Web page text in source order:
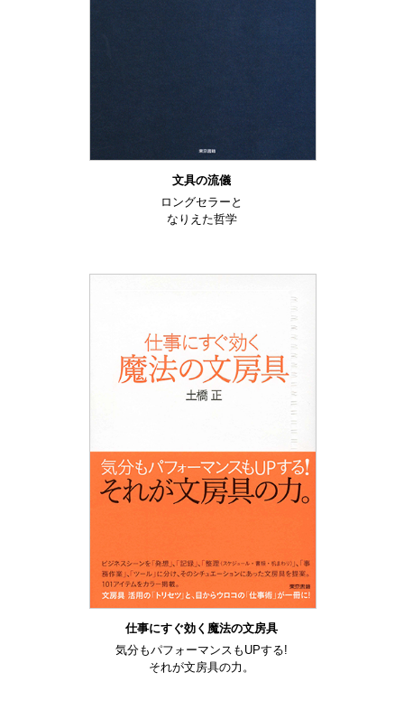
文具の流儀
ロングセラーと
なりえた哲学
仕事にすぐ効く魔法の文房具
気分もパフォーマンスもUPする!
それが文房具の力。